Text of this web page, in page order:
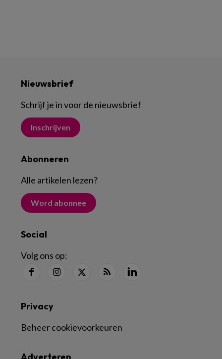
Nieuwsbrief
Schrijf je in voor de nieuwsbrief
Inschrijven
Abonneren
Alle artikelen lezen?
Word abonnee
Social
Volg ons op:
Privacy
Beheer cookievoorkeuren